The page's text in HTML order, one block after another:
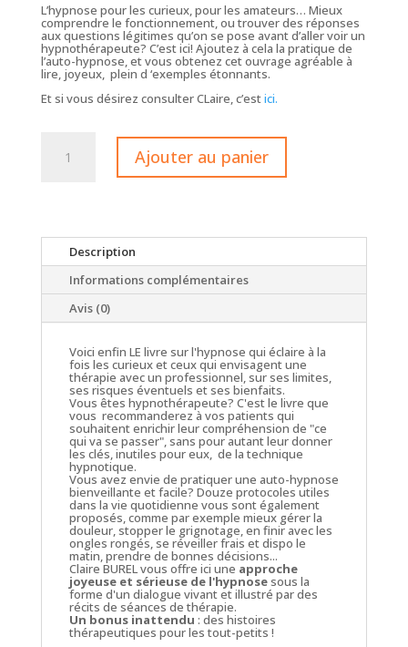
L’hypnose pour les curieux, pour les amateurs… Mieux
comprendre le fonctionnement, ou trouver des réponses
aux questions légitimes qu’on se pose avant d’aller voir un
hypnothérapeute? C’est ici! Ajoutez à cela la pratique de
l’auto-hypnose, et vous obtenez cet ouvrage agréable à
lire, joyeux, plein d ‘exemples étonnants.
Et si vous désirez consulter CLaire, c’estici.
Pourquoi Ajouter au panier
Description
Informations complémentaires
Avis (0)
Voici enfin LE livre sur l'hypnose qui éclaire à la
fois les curieux et ceux qui envisagent une
thérapie avec un professionnel, sur ses limites,
ses risques éventuels et ses bienfaits.
Vous êtes hypnothérapeute? C'est le livre que
vous recommanderez à vos patients qui
souhaitent enrichir leur compréhension de "ce
qui va se passer", sans pour autant leur donner
les clés, inutiles pour eux, de la technique
hypnotique.
Vous avez envie de pratiquer une auto-hypnose
bienveillante et facile? Douze protocoles utiles
dans la vie quotidienne vous sont également
proposés, comme par exemple mieux gérer la
douleur, stopper le grignotage, en finir avec les
ongles rongés, se réveiller frais et dispo le
matin, prendre de bonnes décisions...
Claire BUREL vous offre ici une approche
joyeuse et sérieuse de l'hypnosesous la
forme d'un dialogue vivant et illustré par des
récits de séances de thérapie.
Un bonus inattendu : des histoires
thérapeutiques pour les tout-petits !